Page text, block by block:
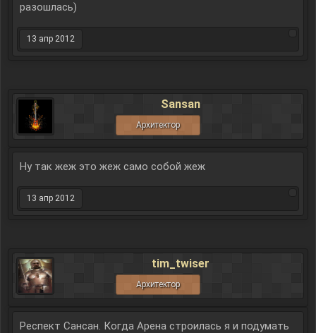
разошлась)
13 апр 2012
Sansan
Архитектор
Ну так жеж это жеж само собой жеж
13 апр 2012
tim_twiser
Архитектор
Респект Сансан. Когда Арена строилась я и подумать